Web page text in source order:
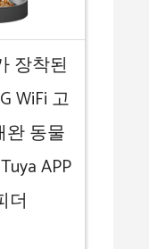
장착된
WiFi 고
완 동물
APP
더